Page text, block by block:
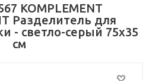
KOMPLEMENT
Разделитель для
- светло-серый 75x35
см